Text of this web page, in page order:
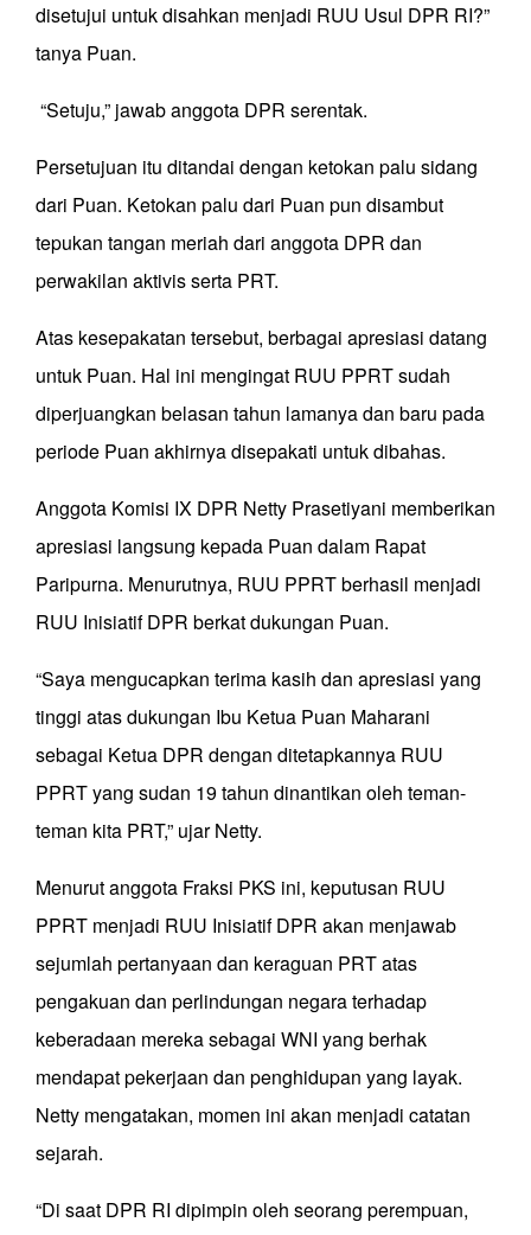
disetujui untuk disahkan menjadi RUU Usul DPR RI?”
tanya Puan.
“Setuju,” jawab anggota DPR serentak.
Persetujuan itu ditandai dengan ketokan palu sidang
dari Puan. Ketokan palu dari Puan pun disambut
tepukan tangan meriah dari anggota DPR dan
perwakilan aktivis serta PRT.
Atas kesepakatan tersebut, berbagai apresiasi datang
untuk Puan. Hal ini mengingat RUU PPRT sudah
diperjuangkan belasan tahun lamanya dan baru pada
periode Puan akhirnya disepakati untuk dibahas.
Anggota Komisi IX DPR Netty Prasetiyani memberikan
apresiasi langsung kepada Puan dalam Rapat
Paripurna. Menurutnya, RUU PPRT berhasil menjadi
RUU Inisiatif DPR berkat dukungan Puan.
“Saya mengucapkan terima kasih dan apresiasi yang
tinggi atas dukungan Ibu Ketua Puan Maharani
sebagai Ketua DPR dengan ditetapkannya RUU
PPRT yang sudan 19 tahun dinantikan oleh teman-
teman kita PRT,” ujar Netty.
Menurut anggota Fraksi PKS ini, keputusan RUU
PPRT menjadi RUU Inisiatif DPR akan menjawab
sejumlah pertanyaan dan keraguan PRT atas
pengakuan dan perlindungan negara terhadap
keberadaan mereka sebagai WNI yang berhak
mendapat pekerjaan dan penghidupan yang layak.
Netty mengatakan, momen ini akan menjadi catatan
sejarah.
“Di saat DPR RI dipimpin oleh seorang perempuan,